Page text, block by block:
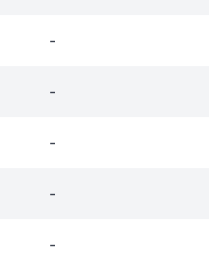
-
-
-
-
-